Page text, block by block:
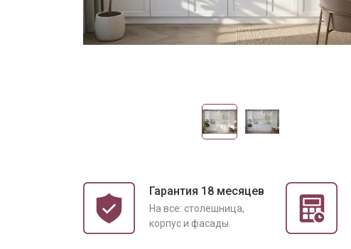
Гарантия 18 месяцев
На все: столешница,
корпус и фасады